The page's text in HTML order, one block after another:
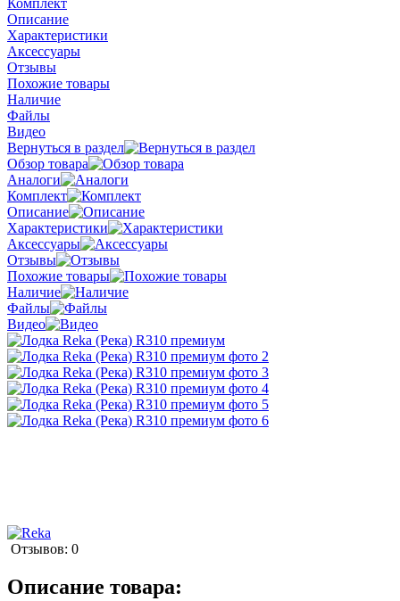
Описание
Характеристики
Аксессуары
Отзывы
Похожие товары
Наличие
Файлы
Видео
Вернуться в раздел
Обзор товара
Аналоги
Комплект
Описание
Характеристики
Аксессуары
Отзывы
Похожие товары
Наличие
Файлы
Видео
Отзывов: 0
Описание товара: